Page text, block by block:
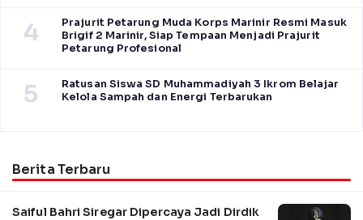
4
Prajurit Petarung Muda Korps Marinir Resmi Masuk
Brigif 2 Marinir, Siap Tempaan Menjadi Prajurit
Petarung Profesional
5
Ratusan Siswa SD Muhammadiyah 3 Ikrom Belajar
Kelola Sampah dan Energi Terbarukan
Berita Terbaru
Saiful Bahri Siregar Dipercaya Jadi Dirdik